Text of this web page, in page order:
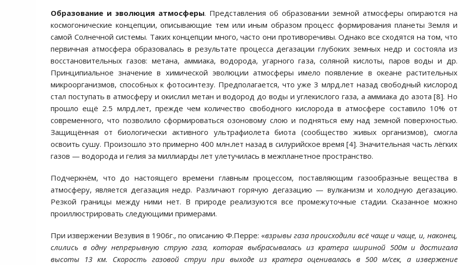
Образование и эволюция атмосферы. Представления об образовании земной атмосферы опираются на
космогонические концепции, описывающие тем или иным образом процесс формирования планеты Земля и
самой Солнечной системы. Таких концепции много, часто они противоречивы. Однако все сходятся на том, что
первичная атмосфера образовалась в результате процесса дегазации глубоких земных недр и состояла из
восстановительных газов: метана, аммиака, водорода, угарного газа, соляной кислоты, паров воды и др.
Принципиальное значение в химической эволюции атмосферы имело появление в океане растительных
микроорганизмов, способных к фотосинтезу. Предполагается, что уже 3 млрд.лет назад свободный кислород
стал поступать в атмосферу и окислил метан и водород до воды и углекислого газа, а аммиака до азота [8]. Но
прошло ещё 2.5 млрд.лет, прежде чем количество свободного кислорода в атмосфере составило 10% от
современного, что позволило сформироваться озоновому слою и подняться ему над земной поверхностью.
Защищённая от биологически активного ультрафиолета биота (сообщество живых организмов), смогла
освоить сушу. Произошло это примерно 400 млн.лет назад в силурийское время [4]. Значительная часть лёгких
газов — водорода и гелия за миллиарды лет улетучилась в межпланетное пространство.
Подчеркнём, что до настоящего времени главным процессом, поставляющим газообразные вещества в
атмосферу, является дегазация недр. Различают горячую дегазацию — вулканизм и холодную дегазацию.
Резкой границы между ними нет. В природе реализуются все промежуточные стадии. Сказанное можно
проиллюстрировать следующими примерами.
При извержении Везувия в 1906г., по описанию Ф.Перре: «взрывы газа происходили всё чаще и чаще, и, наконец,
слились в одну непрерывную струю газа, которая выбрасывалась из кратера шириной 500м и достигала
высоты 13 км. Скорость газовой струи при выходе из кратера оценивалась в 500 м/сек, а извержение